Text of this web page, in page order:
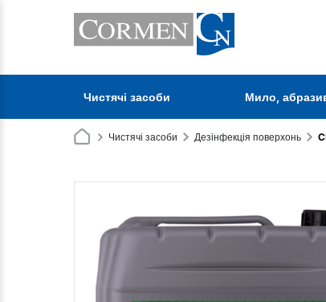
Чистячі засоби Мило,
Чистячі засоби Дезінфекція поверхонь